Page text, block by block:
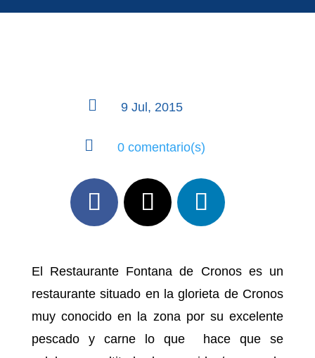
 9 Jul, 2015
 0 comentario(s)
El Restaurante Fontana de Cronos es un
restaurante situado en la glorieta de Cronos
muy conocido en la zona por su excelente
pescado y carne lo que hace que se